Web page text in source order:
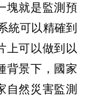
塊就是監測預
統可以精確到
上可以做到以
背景下，國家
自然災害監測